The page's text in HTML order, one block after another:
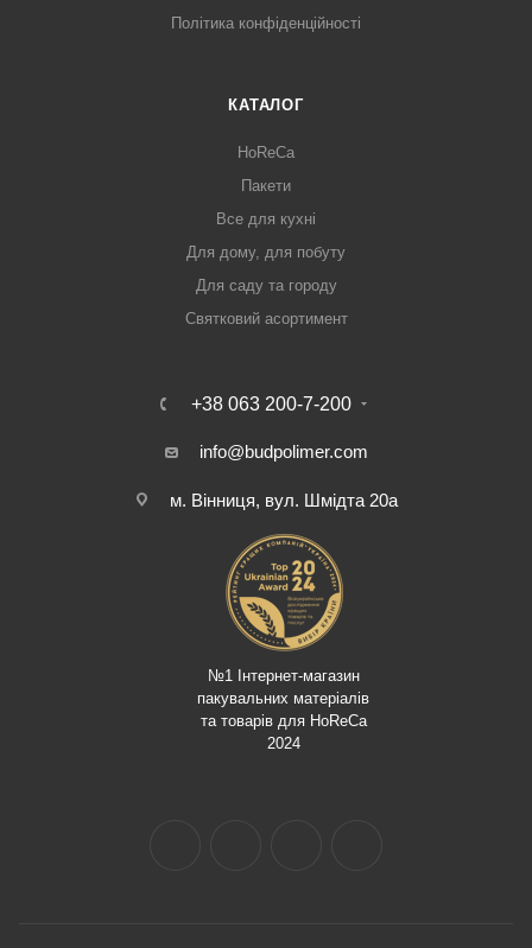
Політика конфіденційності
КАТАЛОГ
HoReCa
Пакети
Все для кухні
Для дому, для побуту
Для саду та городу
Святковий асортимент
+38 063 200-7-200
info@budpolimer.com
м. Вінниця, вул. Шмідта 20а
№1 Інтернет-магазин
пакувальних матеріалів
та товарів для HoReCa
2024